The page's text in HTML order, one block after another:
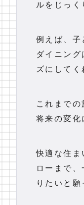
ルをじっく
例えば、子
ダイニン
ズにしてく
これまで
将来の変化
快適な住ま
ローまで
りたいと願